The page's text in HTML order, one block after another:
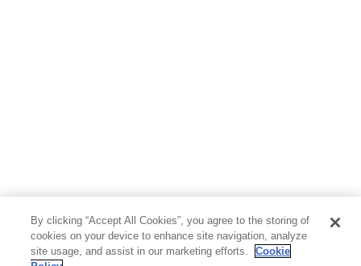
芸術・アート 映画・音楽・演劇
写真集 教養
By clicking “Accept All Cookies”, you agree to the storing of
cookies on your device to enhance site navigation, analyze
site usage, and assist in our marketing efforts.
Cookie